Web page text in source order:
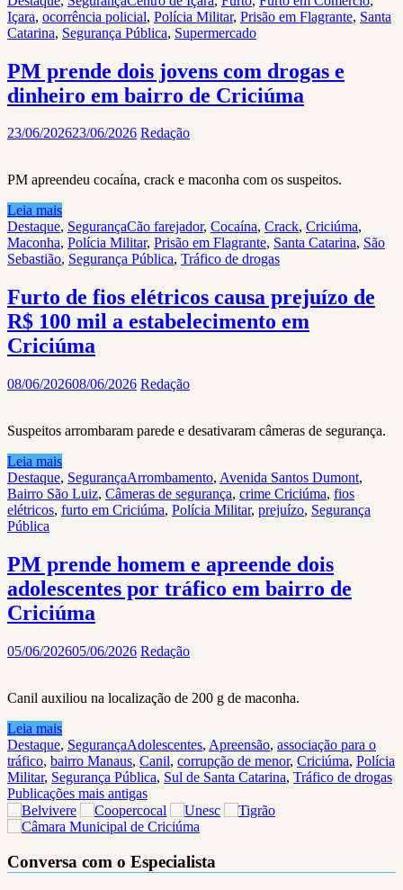
Içara, ocorrência policial, Polícia Militar, Prisão em Flagrante, Santa
Catarina, Segurança Pública, Supermercado
PM prende dois jovens com drogas e
dinheiro em bairro de Criciúma
23/06/202623/06/2026 Redação
PM apreendeu cocaína, crack e maconha com os suspeitos.
Leia mais
Destaque, SegurançaCão farejador, Cocaína, Crack, Criciúma,
Maconha, Polícia Militar, Prisão em Flagrante, Santa Catarina, São
Sebastião, Segurança Pública, Tráfico de drogas
Furto de fios elétricos causa prejuízo de
R$ 100 mil a estabelecimento em
Criciúma
08/06/202608/06/2026 Redação
Suspeitos arrombaram parede e desativaram câmeras de segurança.
Leia mais
Destaque, SegurançaArrombamento, Avenida Santos Dumont,
Bairro São Luiz, Câmeras de segurança, crime Criciúma, fios
elétricos, furto em Criciúma, Polícia Militar, prejuízo, Segurança
Pública
PM prende homem e apreende dois
adolescentes por tráfico em bairro de
Criciúma
05/06/202605/06/2026 Redação
Canil auxiliou na localização de 200 g de maconha.
Leia mais
Destaque, SegurançaAdolescentes, Apreensão, associação para o
tráfico, bairro Manaus, Canil, corrupção de menor, Criciúma, Polícia
Militar, Segurança Pública, Sul de Santa Catarina, Tráfico de drogas
Navegação
por
Publicações mais antigas
Conversa com o Especialista